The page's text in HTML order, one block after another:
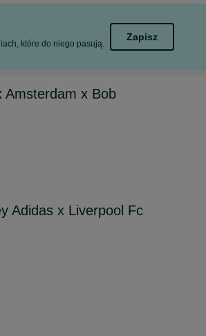
które do niego pasują.
Zapisz
Amsterdam x Bob
Adidas x Liverpool Fc